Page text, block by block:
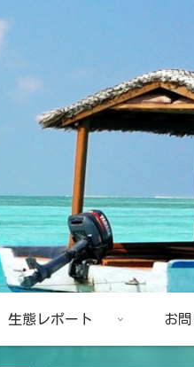
生態レポート お